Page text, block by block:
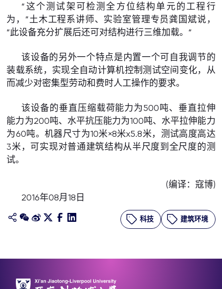
“这个测试架可检测全方位结构单元的工程行
为，”土木工程系讲师、实验室管理专员龚国斌说，
“此设备充分扩展后还可对结构进行三维加载。“
该设备的另外一个特点是内置一个可自我调节的
装载系统，实现全自动计算机控制测试空间变化，从
而减少对密集型劳动和费时人工操作的要求。
该设备的垂直压缩载荷能力为500吨、垂直拉伸
能力为200吨、水平抗压能力为100吨、水平拉伸能力
为60吨。机器尺寸为10米×8米x5.8米，测试高度高达
3米，可实现对普通建筑结构从半尺度到全尺度的测
试。
(编译：寇博)
2016年08月18日
科技 建筑环境